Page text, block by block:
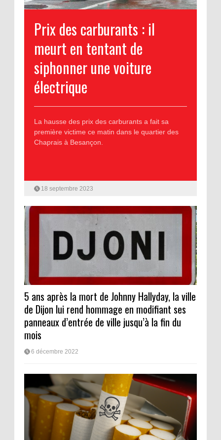
Prix des carburants : il
meurt en tentant de
siphonner une voiture
électrique
La hausse des prix des carburants a fait sa
première victime ce matin dans le quartier des
Chaprais à Besançon.
18 septembre 2023
5 ans après la mort de Johnny Hallyday, la ville
de Dijon lui rend hommage en modifiant ses
panneaux d’entrée de ville jusqu’à la fin du
mois
6 décembre 2022